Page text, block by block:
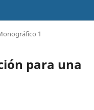
1
para una